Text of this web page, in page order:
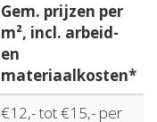
Gem. prijzen per
m², incl. arbeid-
en
materiaalkosten*
€12,- tot €15,- per